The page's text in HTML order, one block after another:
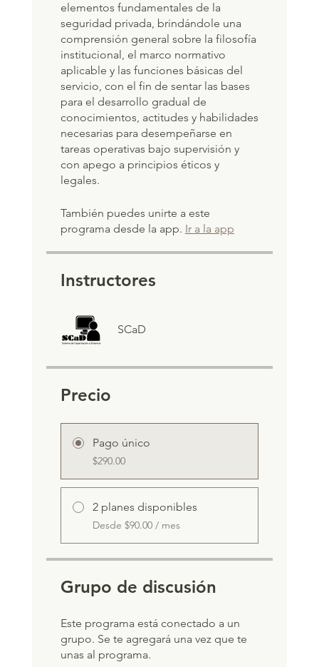
elementos fundamentales de la
seguridad privada, brindándole una
comprensión general sobre la filosofía
institucional, el marco normativo
aplicable y las funciones básicas del
servicio, con el fin de sentar las bases
para el desarrollo gradual de
conocimientos, actitudes y habilidades
necesarias para desempeñarse en
tareas operativas bajo supervisión y
con apego a principios éticos y
legales.
También puedes unirte a este
programa desde la app. Ir a la app
Instructores
SCaD
Precio
Pago único
$290.00
2 planes disponibles
Desde $90.00 / mes
Grupo de discusión
Este programa está conectado a un
grupo. Se te agregará una vez que te
unas al programa.